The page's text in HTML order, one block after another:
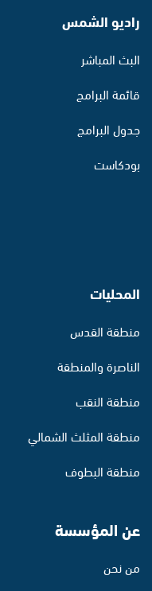
راديو الشمس
البث المباشر
قائمة البرامج
جدول البرامج
بودكاست
المحليات
منطقة القدس
الناصرة والمنطقة
منطقة النقب
منطقة المثلث الشمالي
منطقة البطوف
عن المؤسسة
من نحن